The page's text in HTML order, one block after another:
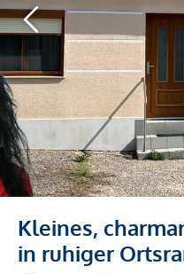
Kleines,
in ruhiger